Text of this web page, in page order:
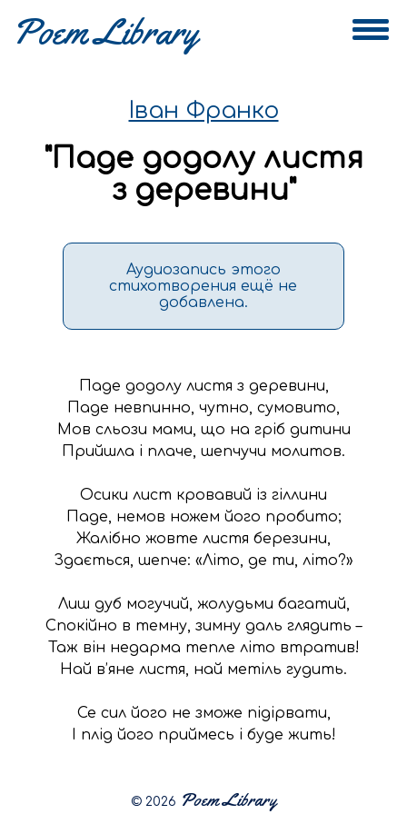
Іван Франко
"Паде додолу листя
з деревини"
Аудиозапись этого
стихотворения ещё не
добавлена.
Паде додолу листя з деревини,
Паде невпинно, чутно, сумовито,
Мов сльози мами, що на гріб дитини
Прийшла і плаче, шепчучи молитов.
Осики лист кровавий із гіллини
Паде, немов ножем його пробито;
Жалібно жовте листя березини,
Здається, шепче: «Літо, де ти, літо?»
Лиш дуб могучий, жолудьми багатий,
Спокійно в темну, зимну даль глядить –
Таж він недарма тепле літо втратив!
Най в’яне листя, най метіль гудить.
Се сил його не зможе підірвати,
І плід його приймесь і буде жить!
© 2026